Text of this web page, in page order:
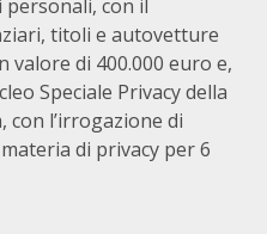
con il
titoli e autovetture
valore di 400.000 euro e,
Speciale Privacy della
con l’irrogazione di
di privacy per 6